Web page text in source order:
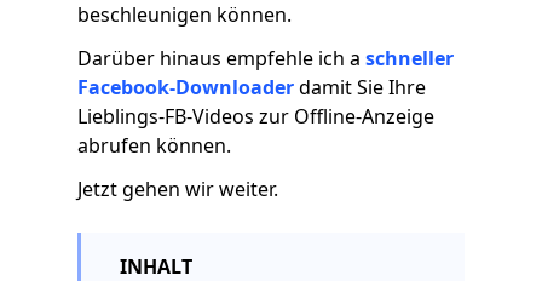
beschleunigen können.
Darüber hinaus empfehle ich a schneller
Facebook-Downloaderdamit Sie Ihre
Lieblings-FB-Videos zur Offline-Anzeige
abrufen können.
Jetzt gehen wir weiter.
INHALT